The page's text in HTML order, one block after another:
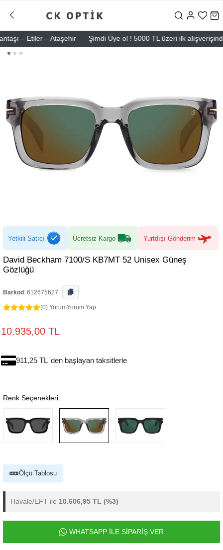
– Etiler – Ataşehir Şimdi Üye ol ! 5000 TL üzeri ilk alışverişinde
Yetkili Satıcı Ücretsiz Kargo Yurtdışı Gönderim
David Beckham 7100/S KB7MT 52 Unisex Güneş
Gözlüğü
Barkod : 612675627
(0) YorumYorum Yap
10.935,00 TL
911,25 TL 'den başlayan taksitlerle
Renk Seçenekleri:
Ölçü Tablosu
Havale/EFT ile 10.606,95 TL (%3)
WHATSAPP İLE SİPARİŞ VER